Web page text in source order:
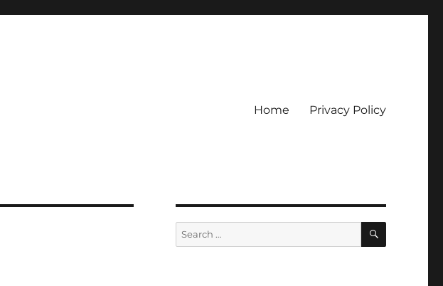
Home Privacy Policy
Search
for:
SEARCH